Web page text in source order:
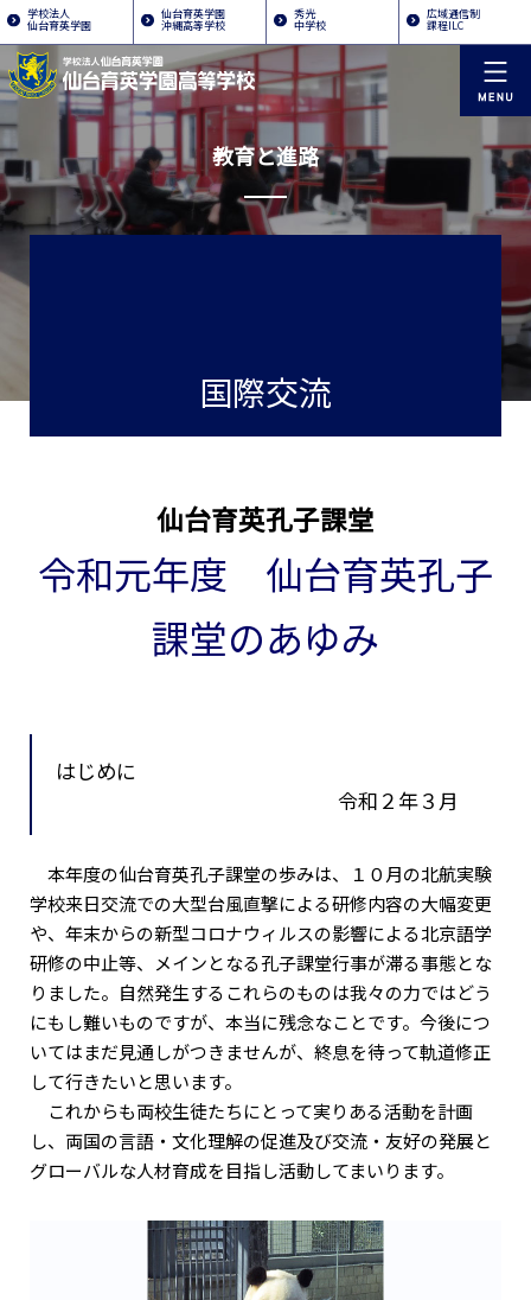
学校法人
仙台育英学園
仙台育英学園
沖縄高等学校
秀光
中学校
広域通信制
課程ILC
教育と進路
国際交流
仙台育英孔子課堂
令和元年度 仙台育英孔子
課堂のあゆみ
はじめに
令和２年３月
本年度の仙台育英孔子課堂の歩みは、１０月の北航実験
学校来日交流での大型台風直撃による研修内容の大幅変更
や、年末からの新型コロナウィルスの影響による北京語学
研修の中止等、メインとなる孔子課堂行事が滞る事態とな
りました。自然発生するこれらのものは我々の力ではどう
にもし難いものですが、本当に残念なことです。今後につ
いてはまだ見通しがつきませんが、終息を待って軌道修正
して行きたいと思います。
これからも両校生徒たちにとって実りある活動を計画
し、両国の言語・文化理解の促進及び交流・友好の発展と
グローバルな人材育成を目指し活動してまいります。